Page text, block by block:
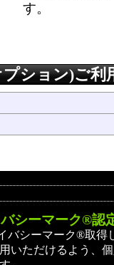
す。
ション)ご利
シーマーク®認
バシーマーク®取得
いただけるよう、